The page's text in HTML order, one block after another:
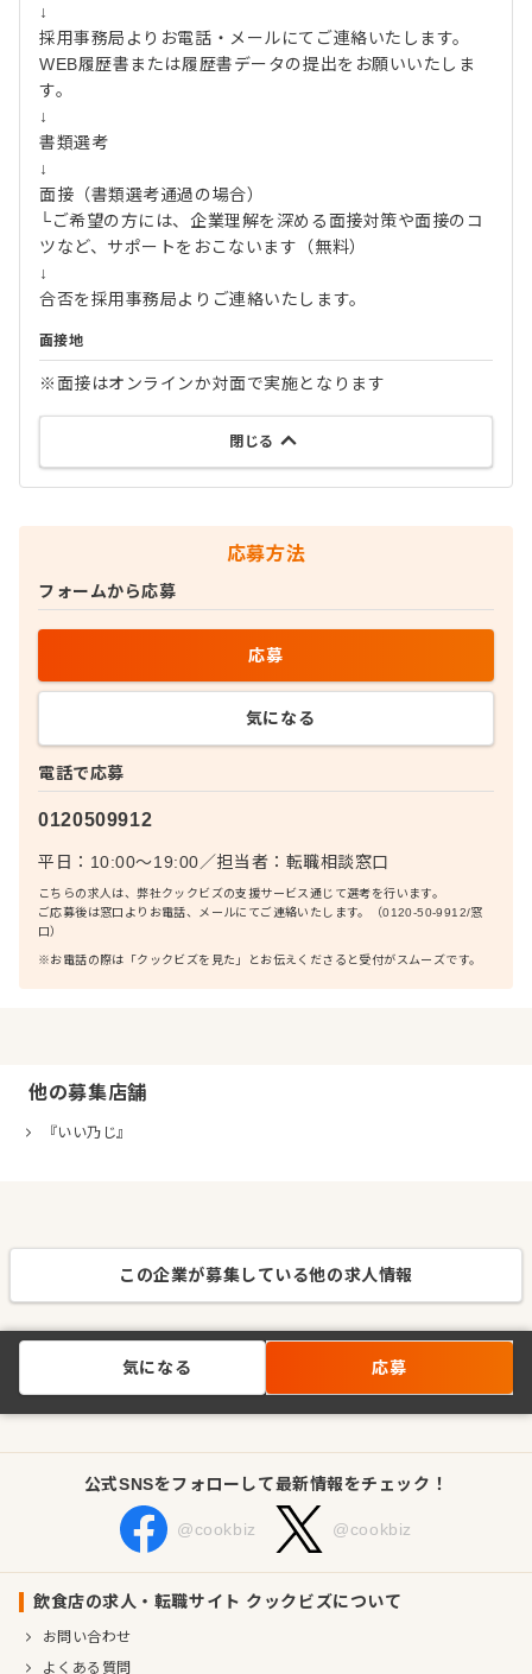
↓
採用事務局よりお電話・メールにてご連絡いたします。
WEB履歴書または履歴書データの提出をお願いいたしま
す。
↓
書類選考
↓
面接（書類選考通過の場合）
└ご希望の方には、企業理解を深める面接対策や面接のコ
ツなど、サポートをおこないます（無料）
↓
合否を採用事務局よりご連絡いたします。
面接地
※面接はオンラインか対面で実施となります
閉じる
応募方法
電話で応募
0120509912
平日：10:00〜19:00／担当者： 転職相談窓口
こちらの求人は、弊社クックビズの支援サービス通じて選考を行います。
ご応募後は窓口よりお電話、メールにてご連絡いたします。（0120-50-9912/窓
口）
※お電話の際は「クックビズを見た」とお伝えくださると受付がスムーズです。
フォームから応募
応募
気になる
他の募集店舗
『いい乃じ』
この企業が募集している他の求人情報
気になる 応募
公式SNSをフォローして最新情報をチェック！
@cookbiz @cookbiz
飲食店の求人・転職サイト クックビズについて
お問い合わせ
よくある質問